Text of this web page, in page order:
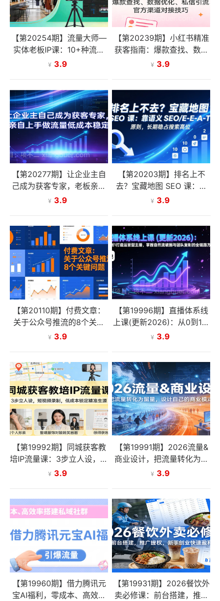
【第20254期】流量大师—
实体老板IP课：10+种流量
模型+IP打造全流程，助力
¥ 3.9
【第20239期】小红书精准
获客指南：爆款查找、数据
优化、私信引流、官方渠道
¥ 3.9
【第20277期】让企业主自
己成为获客专家，老板亲自
上手做流量低成本稳定获客
¥ 3.9
【第20203期】排名上不
去？宝藏地图 SEO 课：靠
语义 SEO+E-E-A-T 原则，
¥ 3.9
【第20110期】付费文章：
关于公众号推流的8个关键
问题
¥ 3.9
【第19996期】直播体系线
上课(更新2026)：从0到1打
造运营型主播，掌握自然流
¥ 3.9
【第19992期】同城获客教
培IP流量课：3步立人设，短
视频录制，低成本锁定精准
¥ 3.9
【第19991期】2026流量&
商业设计，把流量转化为留
量，设计自己的商业模式
¥ 3.9
【第19960期】借力腾讯元
宝AI福利，零成本、高效率
【第19931期】2026餐饮外
卖必修课：前台搭建，推广